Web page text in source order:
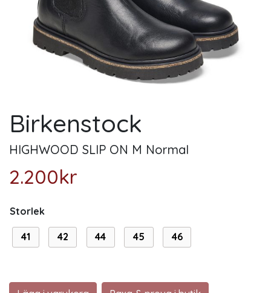
Birkenstock
HIGHWOOD SLIP ON M Normal
2.200kr
Storlek
41 42 44 45 46